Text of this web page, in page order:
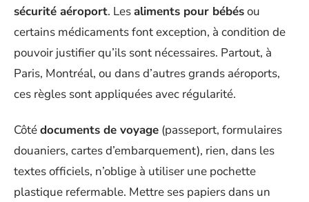
sécurité aéroport. Lesaliments pour bébésou
certains médicaments font exception, à condition de
pouvoir justifier qu’ils sont nécessaires. Partout, à
Paris, Montréal, ou dans d’autres grands aéroports,
ces règles sont appliquées avec régularité.
Côtédocuments de voyage (passeport, formulaires
douaniers, cartes d’embarquement), rien, dans les
textes officiels, n’oblige à utiliser une pochette
plastique refermable. Mettre ses papiers dans un